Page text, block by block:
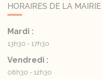
HORAIRES DE LA MAIRIE
Mardi :
13h30 - 17h30
Vendredi :
08h30 - 12h30